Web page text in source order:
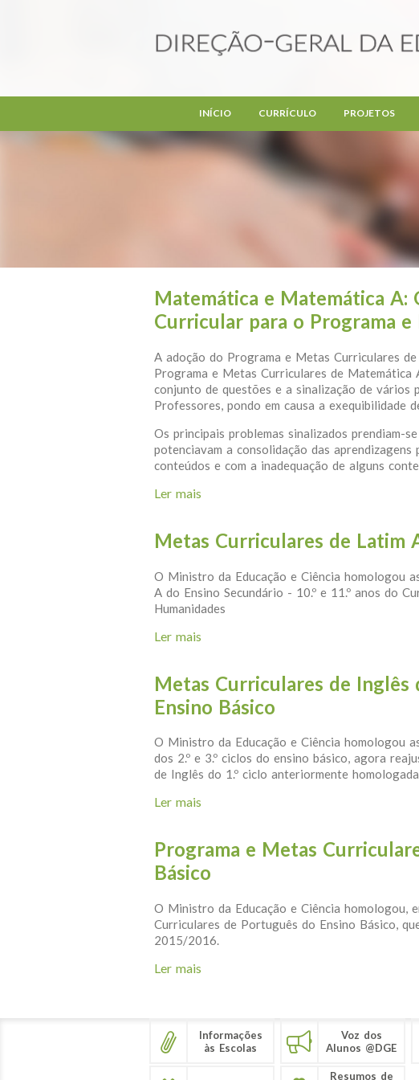
INÍCIO CURRÍCULO PROJETOS
Matemática e Matemática A:
Curricular para o Programa
A adoção do Programa e Metas Curriculares
Programa e Metas Curriculares de Matemática
conjunto de questões e a sinalização de vários
Professores, pondo em causa a exequibilidade
Os principais problemas sinalizados prendiam-
potenciavam a consolidação das
conteúdos e com a inadequação de alguns
Ler mais
Metas Curriculares de Latim
O Ministro da Educação e Ciência homologou
A do Ensino Secundário - 10.º e 11.º anos do
Humanidades
Ler mais
Metas Curriculares de Inglês
Ensino Básico
O Ministro da Educação e Ciência homologou
dos 2.º e 3.º ciclos do ensino básico, agora
de Inglês do 1.º ciclo anteriormente
Ler mais
Programa e Metas
Básico
O Ministro da Educação e Ciência homologou,
Curriculares de Português do Ensino Básico,
2015/2016.
Ler mais
Informações
às Escolas
Voz dos
Alunos @DGE
Resumos de